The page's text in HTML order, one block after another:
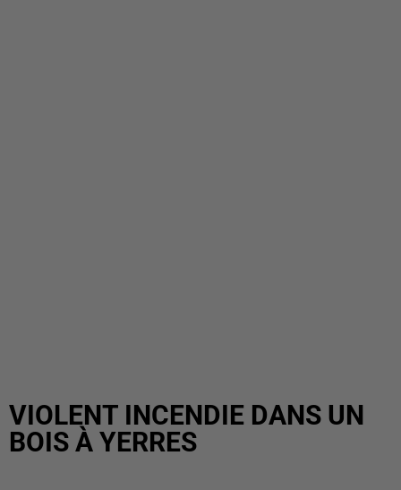
VIOLENT INCENDIE DANS UN
BOIS À YERRES